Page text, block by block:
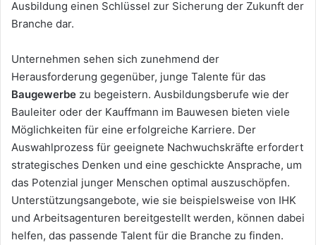
Ausbildung einen Schlüssel zur Sicherung der Zukunft der
Branche dar.
Unternehmen sehen sich zunehmend der
Herausforderung gegenüber, junge Talente für das
Baugewerbe zu begeistern. Ausbildungsberufe wie der
Bauleiter oder der Kauffmann im Bauwesen bieten viele
Möglichkeiten für eine erfolgreiche Karriere. Der
Auswahlprozess für geeignete Nachwuchskräfte erfordert
strategisches Denken und eine geschickte Ansprache, um
das Potenzial junger Menschen optimal auszuschöpfen.
Unterstützungsangebote, wie sie beispielsweise von IHK
und Arbeitsagenturen bereitgestellt werden, können dabei
helfen, das passende Talent für die Branche zu finden.